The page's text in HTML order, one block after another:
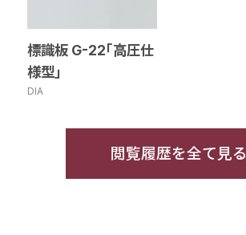
標識板 G-22｢高圧仕
様型｣
DIA
閲覧履歴を全て見る